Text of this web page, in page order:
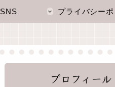
SNS プライバシー
プロフィール